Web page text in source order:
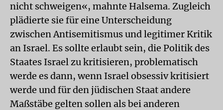
nicht schweigen«, mahnte Halsema. Zugleich
plädierte sie für eine Unterscheidung
zwischen Antisemitismus und legitimer Kritik
an Israel. Es sollte erlaubt sein, die Politik des
Staates Israel zu kritisieren, problematisch
werde es dann, wenn Israel obsessiv kritisiert
werde und für den jüdischen Staat andere
Maßstäbe gelten sollen als bei anderen